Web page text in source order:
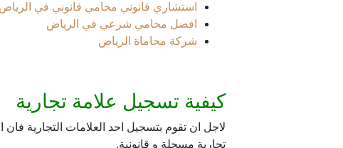
استشاري قانوني محامي قانوني في الرياض
افضل محامي شرعي في الرياض
شركة محاماة الرياض
كيفية تسجيل علامة تجارية
لاجل ان تقوم بتسجيل احد العلامات التجارية
تجارية مسجلة و قانونية.